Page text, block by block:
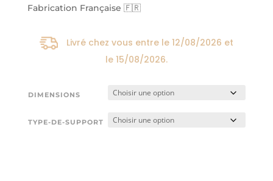
Fabrication Française 🇫🇷
Livré chez vous entre le 12/08/2026 et
le 15/08/2026.
DIMENSIONS
TYPE-DE-SUPPORT